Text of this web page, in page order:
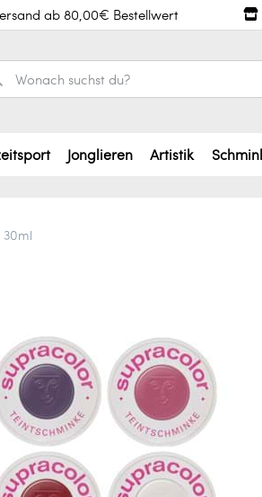
ab 80,00€ Bestellwert
Jonglieren Artistik
30ml